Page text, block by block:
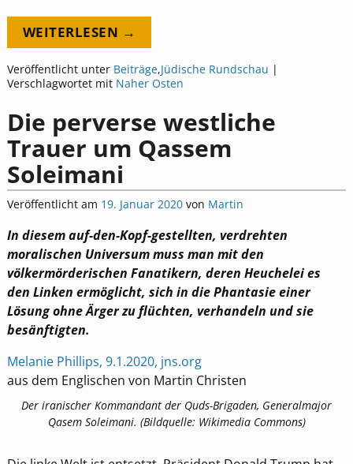
WEITERLESEN →
Veröffentlicht unter Beiträge,Jüdische Rundschau |
Verschlagwortet mit Naher Osten
Die perverse westliche
Trauer um Qassem
Soleimani
Veröffentlicht am 19. Januar 2020 von Martin
In diesem auf-den-Kopf-gestellten, verdrehten
moralischen Universum muss man mit den
völkermörderischen Fanatikern, deren Heuchelei es
den Linken ermöglicht, sich in die Phantasie einer
Lösung ohne Ärger zu flüchten, verhandeln und sie
besänftigten.
Melanie Phillips, 9.1.2020, jns.org
aus dem Englischen von Martin Christen
Der iranischer Kommandant der Quds-Brigaden, Generalmajor
Qasem Soleimani. (Bildquelle: Wikimedia Commons)